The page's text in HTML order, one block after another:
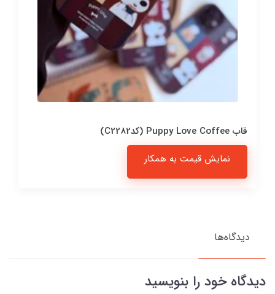
قاب Puppy Love Coffee (کدC2282)
نمایش قیمت به همکار
دیدگاه‌ها
دیدگاه خود را بنویسید